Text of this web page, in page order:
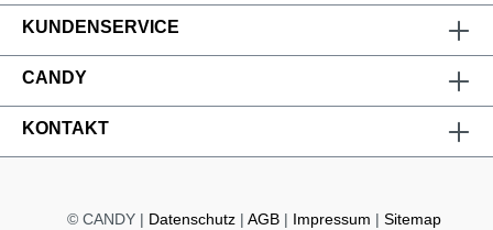
KONTAKT
KUNDENSERVICE
CANDY
© CANDY | Datenschutz | AGB | Impressum | Sitemap